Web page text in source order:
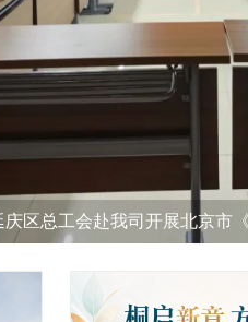
庆区总工会赴我司开展北京市